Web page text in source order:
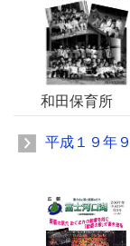
和田保育所
平成１９年